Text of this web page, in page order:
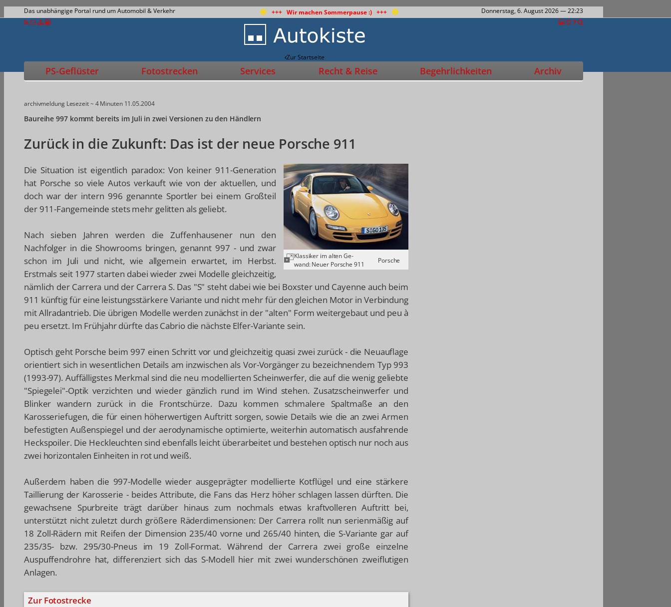
Das unabhängige Portal rund um Automobil & Verkehr +++ Wir machen Sommerpause :) +++ Donnerstag, 6. August 2026— 22:23
Zur Startseite
PS-Geflüster Fotostrecken Services Recht & Reise Begehrlichkeiten Archiv
archivmeldung Lesezeit ~ 4 Minuten 11.05.2004
Baureihe 997 kommt bereits im Juli in zwei Versionen zu den Händlern
Zurück in die Zukunft: Das ist der neue Porsche 911
Klassiker im alten Ge-
wand: Neuer Porsche 911
Porsche
Die Situation ist eigentlich paradox: Von keiner 911-Generation
hat Porsche so viele Autos verkauft wie von der aktuellen, und
doch war der intern 996 genannte Sportler bei einem Großteil
der 911-Fangemeinde stets mehr gelitten als geliebt.
Nach sieben Jahren werden die Zuffenhausener nun den
Nachfolger in die Showrooms bringen, genannt 997 - und zwar
schon im Juli und nicht, wie allgemein erwartet, im Herbst.
Erstmals seit 1977 starten dabei wieder zwei Modelle gleichzeitig,
nämlich der Carrera und der Carrera S. Das "S" steht dabei wie bei Boxster und Cayenne auch beim
911 künftig für eine leistungsstärkere Variante und nicht mehr für den gleichen Motor in Verbindung
mit Allradantrieb. Die übrigen Modelle werden zunächst in der "alten" Form weitergebaut und peu à
peu ersetzt. Im Frühjahr dürfte das Cabrio die nächste Elfer-Variante sein.
Optisch geht Porsche beim 997 einen Schritt vor und gleichzeitig quasi zwei zurück - die Neuauflage
orientiert sich in wesentlichen Details am inzwischen als Vor-Vorgänger zu bezeichnendem Typ 993
(1993-97). Auffälligstes Merkmal sind die neu modellierten Scheinwerfer, die auf die wenig geliebte
"Spiegelei"-Optik verzichten und wieder gänzlich rund im Wind stehen. Zusatzscheinwerfer und
Blinker wandern zurück in die Frontschürze. Dazu kommen schmalere Spaltmaße an den
Karosseriefugen, die für einen höherwertigen Auftritt sorgen, sowie Details wie die an zwei Armen
befestigten Außenspiegel und der aerodynamische optimierte, weiterhin automatisch ausfahrende
Heckspoiler. Die Heckleuchten sind ebenfalls leicht überarbeitet und bestehen optisch nur noch aus
zwei horizontalen Einheiten in rot und weiß.
Außerdem haben die 997-Modelle wieder ausgeprägter modellierte Kotflügel und eine stärkere
Taillierung der Karosserie - beides Attribute, die Fans das Herz höher schlagen lassen dürften. Die
gewachsene Spurbreite trägt darüber hinaus zum nochmals etwas kraftvolleren Auftritt bei,
unterstützt nicht zuletzt durch größere Räderdimensionen: Der Carrera rollt nun serienmäßig auf
18 Zoll-Rädern mit Reifen der Dimension 235/40 vorne und 265/40 hinten, die S-Variante gar auf
235/35- bzw. 295/30-Pneus im 19 Zoll-Format. Während der Carrera zwei große einzelne
Auspuffendrohre hat, differenziert sich das S-Modell hier mit zwei wunderschönen zweiflutigen
Anlagen.
Zur Fotostrecke